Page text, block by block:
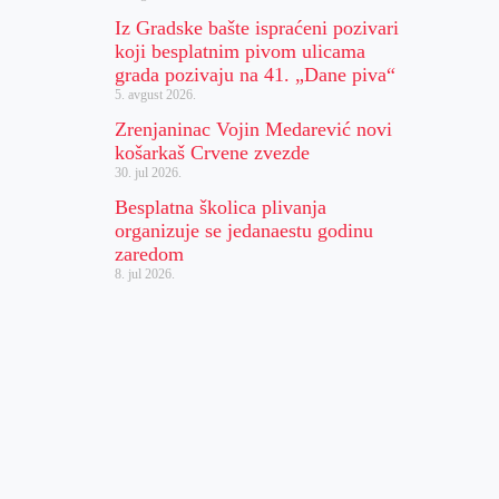
Iz Gradske bašte ispraćeni pozivari
koji besplatnim pivom ulicama
grada pozivaju na 41. „Dane piva“
5. avgust 2026.
Zrenjaninac Vojin Medarević novi
košarkaš Crvene zvezde
30. jul 2026.
Besplatna školica plivanja
organizuje se jedanaestu godinu
zaredom
8. jul 2026.